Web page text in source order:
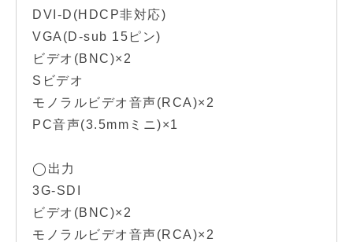
DVI-D(HDCP非対応)
VGA(D-sub 15ピン)
ビデオ(BNC)×2
Sビデオ
モノラルビデオ音声(RCA)×2
PC音声(3.5mmミニ)×1
◯出力
3G-SDI
ビデオ(BNC)×2
モノラルビデオ音声(RCA)×2